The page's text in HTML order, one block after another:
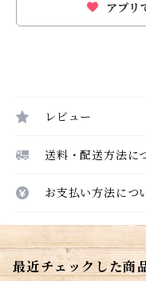
アプリ
レビュー
送料・配送方法に
お支払い方法につ
最近チェックした商